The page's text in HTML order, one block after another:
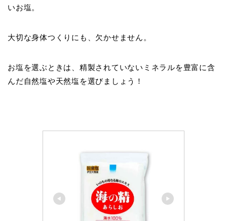
いお塩。
大切な身体つくりにも、欠かせません。
お塩を選ぶときは、精製されていないミネラルを豊富に含
んだ自然塩や天然塩を選びましょう！